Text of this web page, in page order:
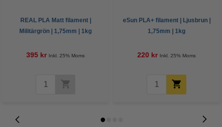
REAL PLA Matt filament |
Militärgrön | 1,75mm | 1kg
395 kr Inkl. 25% Moms
eSun PLA+ filament | Ljusbrun |
1,75mm | 1kg
220 kr Inkl. 25% Moms